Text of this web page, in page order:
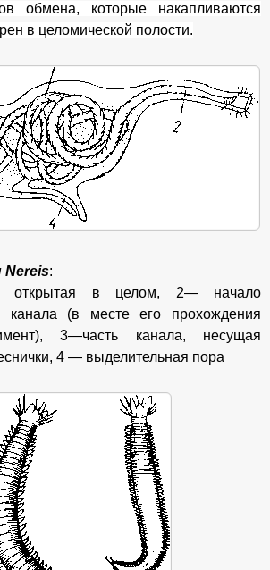
обмена, которые накапливаются
в целомической полости.
:
в целом, 2— начало
канала (в месте его прохождения
3—часть канала, несущая
4 — выделительная пора